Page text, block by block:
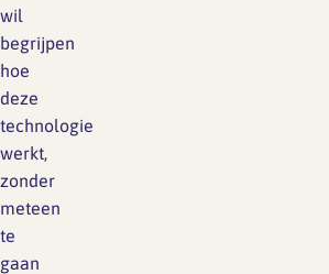
wil
begrijpen
hoe
deze
technologie
werkt,
zonder
meteen
te
gaan